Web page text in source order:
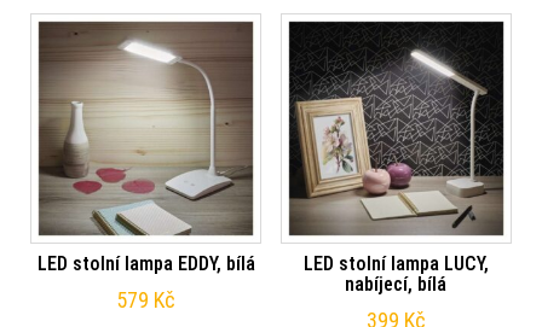
LED stolní lampa EDDY, bílá
579 Kč
LED stolní lampa LUCY,
nabíjecí, bílá
399 Kč